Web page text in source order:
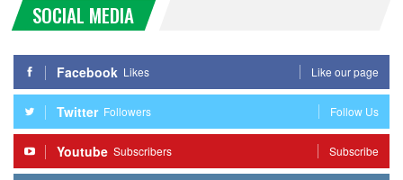
SOCIAL MEDIA
Facebook Likes Like our page
Twitter Followers Follow Us
Youtube Subscribers Subscribe